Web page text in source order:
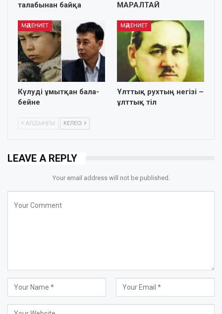
талабынан байқа
МАРАЛТАЙ
МӘДЕНИЕТ
Күлуді ұмытқан бала-
бейне
МӘДЕНИЕТ
Ұлттық рухтың негiзi –
ұлттық тiл
АЛДЫҢҒЫ КЕЛЕСІ
LEAVE A REPLY
Your email address will not be published.